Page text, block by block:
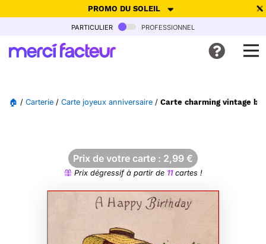
PROMO DU SOLEIL
-30% de réduction avec le code SUMMER26pour envoyer des
Ne plus afficher
particulier professionnel
🏠 / Carterie / Carte joyeux anniversaire / Carte charming vintage
Prix de votre carte : 2,99 €
Prix dégressif à partir de 11cartes !